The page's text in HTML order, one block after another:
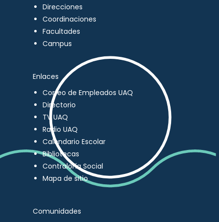
Direcciones
Coordinaciones
Facultades
Campus
Enlaces
Correo de Empleados UAQ
Directorio
TV UAQ
Radio UAQ
Calendario Escolar
Bibliotecas
Contraloría Social
Mapa de sitio
Comunidades